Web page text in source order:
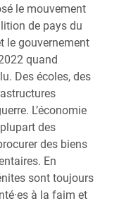
le mouvement
de pays du
le gouvernement
quand
Des écoles, des
L’économie
des
des biens
En
sont toujours
à la faim et